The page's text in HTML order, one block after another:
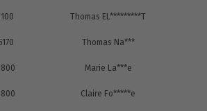
Thomas EL*********T
Thomas Na***
Marie La***e
Claire Fo*****e